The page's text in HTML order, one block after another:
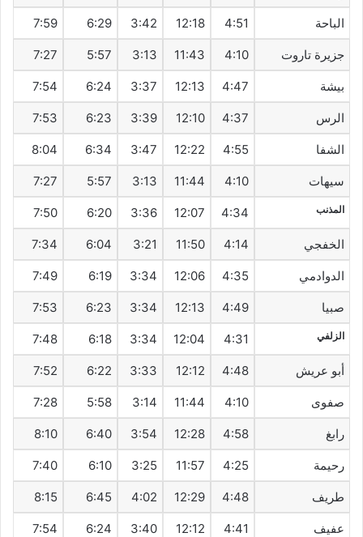
الباحة 4:51
12:18
3:42
6:29
7:59
جزيرة تاروت 4:10
11:43
3:13
5:57
7:27
بيشة 4:47
12:13
3:37
6:24
7:54
الرس 4:37
12:10
3:39
6:23
7:53
الشفا 4:55
12:22
3:47
6:34
8:04
سيهات‎ 4:10
11:44
3:13
5:57
7:27
المذنب 4:34
12:07
3:36
6:20
7:50
الخفجي 4:14
11:50
3:21
6:04
7:34
الدوادمي 4:35
12:06
3:34
6:19
7:49
صبيا 4:49
12:13
3:34
6:23
7:53
الزلفي 4:31
12:04
3:34
6:18
7:48
أبو عريش 4:48
12:12
3:33
6:22
7:52
صفوى 4:10
11:44
3:14
5:58
7:28
رابغ 4:58
12:28
3:54
6:40
8:10
رحيمة 4:25
11:57
3:25
6:10
7:40
طريف‎ 4:48
12:29
4:02
6:45
8:15
عفيف 4:41
12:12
3:40
6:24
7:54